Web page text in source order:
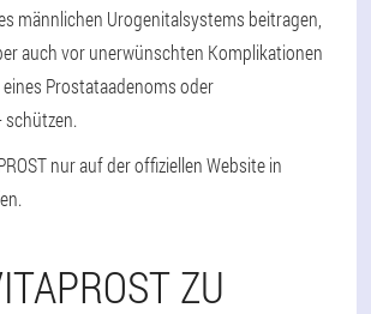
männlichen Urogenitalsystems beitragen,
auch vor unerwünschten Komplikationen
Prostataadenoms oder
nur auf der offiziellen Website in
ZU